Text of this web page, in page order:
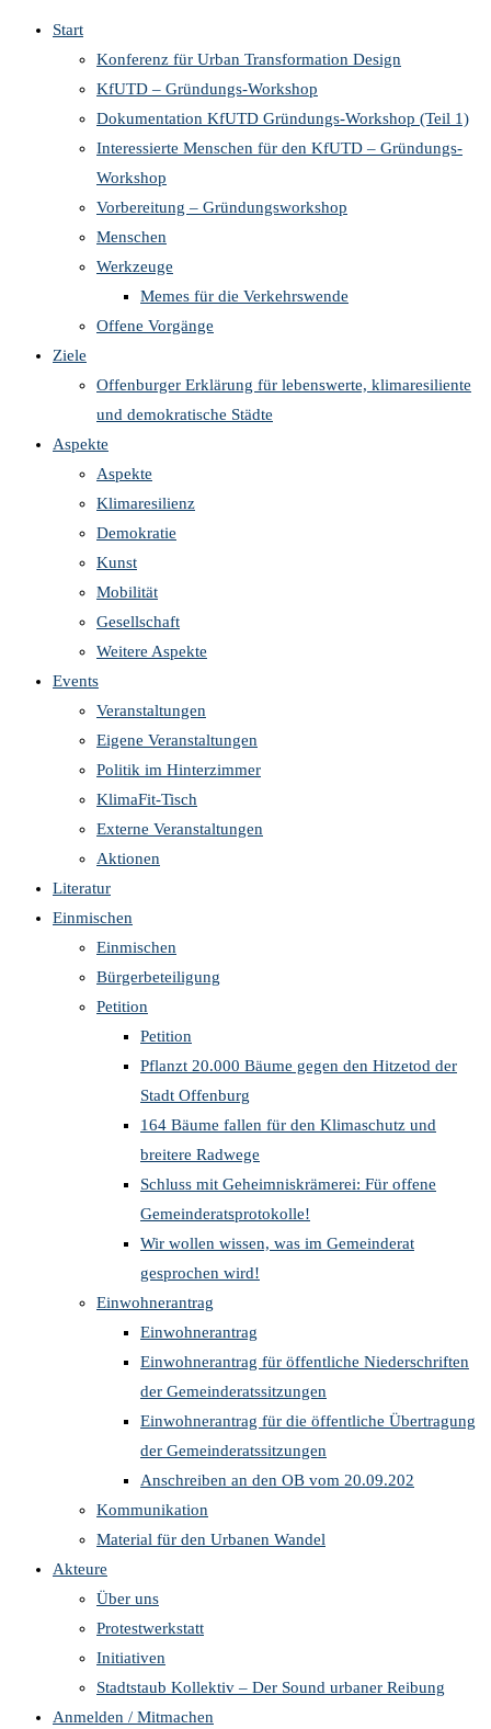
the
search
panel.
close
the
search
panel.
Start
Konferenz für Urban Transformation Design
KfUTD – Gründungs-Workshop
Dokumentation KfUTD Gründungs-Workshop (Teil 1)
Interessierte Menschen für den KfUTD – Gründungs-
Workshop
Vorbereitung – Gründungsworkshop
Menschen
Werkzeuge
Memes für die Verkehrswende
Offene Vorgänge
Ziele
Offenburger Erklärung für lebenswerte, klimaresiliente
und demokratische Städte
Aspekte
Aspekte
Klimaresilienz
Demokratie
Kunst
Mobilität
Gesellschaft
Weitere Aspekte
Events
Veranstaltungen
Eigene Veranstaltungen
Politik im Hinterzimmer
KlimaFit-Tisch
Externe Veranstaltungen
Aktionen
Literatur
Einmischen
Einmischen
Bürgerbeteiligung
Petition
Petition
Pflanzt 20.000 Bäume gegen den Hitzetod der
Stadt Offenburg
164 Bäume fallen für den Klimaschutz und
breitere Radwege
Schluss mit Geheimniskrämerei: Für offene
Gemeinderatsprotokolle!
Wir wollen wissen, was im Gemeinderat
gesprochen wird!
Einwohnerantrag
Einwohnerantrag
Einwohnerantrag für öffentliche Niederschriften
der Gemeinderatssitzungen
Einwohnerantrag für die öffentliche Übertragung
der Gemeinderatssitzungen
Anschreiben an den OB vom 20.09.202
Kommunikation
Material für den Urbanen Wandel
Akteure
Über uns
Protestwerkstatt
Initiativen
Stadtstaub Kollektiv – Der Sound urbaner Reibung
Anmelden / Mitmachen